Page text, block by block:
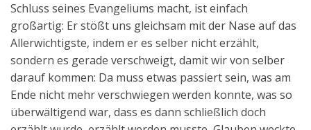
Schluss seines Evangeliums macht, ist einfach
großartig: Er stößt uns gleichsam mit der Nase auf das
Allerwichtigste, indem er es selber nicht erzählt,
sondern es gerade verschweigt, damit wir von selber
darauf kommen: Da muss etwas passiert sein, was am
Ende nicht mehr verschwiegen werden konnte, was so
überwältigend war, dass es dann schließlich doch